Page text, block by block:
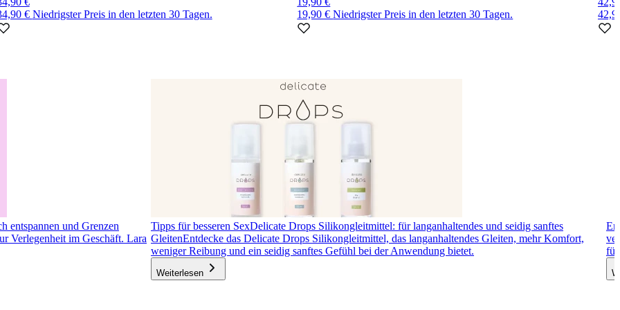
€ Niedrigster Preis in den letzten 30 Tagen.
19,90 €Niedrigster Preis in den letzten 30 Tagen.
entspannen und Grenzen
Verlegenheit im Geschäft. Lara
Tipps für besseren SexDelicate Drops Silikongleitmittel: für langanhaltendes und seidig sanftes
GleitenEntdecke das Delicate Drops Silikongleitmittel, das langanhaltendes Gleiten, mehr Komfort,
weniger Reibung und ein seidig sanftes Gefühl bei der Anwendung bietet.
Weiterlesen
für